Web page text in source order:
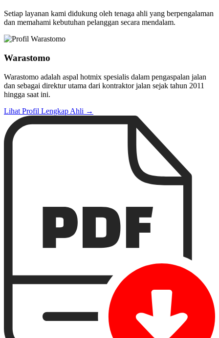
Setiap layanan kami didukung oleh tenaga ahli yang berpengalaman
dan memahami kebutuhan pelanggan secara mendalam.
Warastomo
Warastomo adalah aspal hotmix spesialis dalam pengaspalan jalan
dan sebagai direktur utama dari kontraktor jalan sejak tahun 2011
hingga saat ini.
Lihat Profil Lengkap Ahli →